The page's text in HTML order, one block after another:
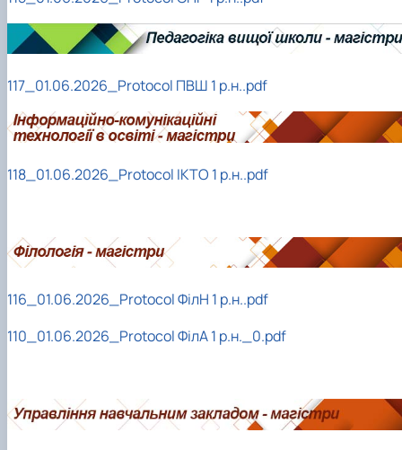
117_01.06.2026_Protocol ПВШ 1 р.н..pdf
118_01.06.2026_Protocol ІКТО 1 р.н..pdf
116_01.06.2026_Protocol ФілН 1 р.н..pdf
110_01.06.2026_Protocol ФілА 1 р.н._0.pdf